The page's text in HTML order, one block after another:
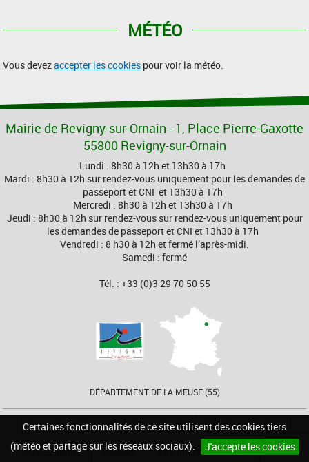
Certaines fonctionnalités de ce site utilisent des cookies tiers
(météo et partage sur les réseaux sociaux).
J'accepte les cookies
MÉTÉO
Vous devezaccepter les cookies pour voir la météo.
Mairie de Revigny-sur-Ornain - 1, Place Pierre-Gaxotte
55800 Revigny-sur-Ornain
Lundi : 8h30 à 12h et 13h30 à 17h
Mardi : 8h30 à 12h sur rendez-vous uniquement pour les demandes de
passeport et CNI et 13h30 à 17h
Mercredi : 8h30 à 12h et 13h30 à 17h
Jeudi : 8h30 à 12h sur rendez-vous sur rendez-vous uniquement pour
les demandes de passeport et CNI et 13h30 à 17h
Vendredi : 8 h30 à 12h et fermé l’après-midi.
Samedi : fermé
Tél. : +33 (0)3 29 70 50 55
DÉPARTEMENT DE LA MEUSE (55)
Accueil Contact Plan du site Mentions légales
Accessibilité Cookies Site internet pour communes